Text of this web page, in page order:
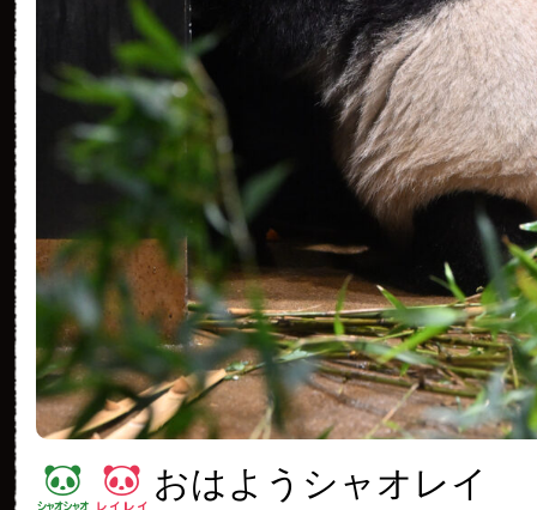
おはようシャオレイ